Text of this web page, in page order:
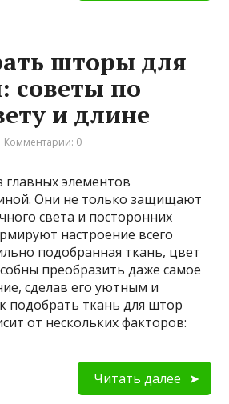
шторы для
советы по
и длине
Комментарии: 0
элементов
Они не только защищают
света и посторонних
настроение всего
подобранная ткань, цвет
преобразить даже самое
сделав его уютным и
подобрать ткань для штор
от нескольких факторов:
Читать далее